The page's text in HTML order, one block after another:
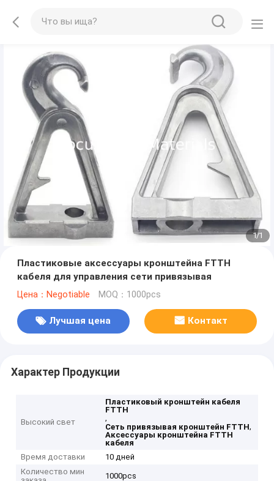
1/1
Пластиковые аксессуары кронштейна FTTH
кабеля для управления сети привязывая
Цена：Negotiable MOQ：1000pcs
Лучшая цена Контакт
Характер Продукции
Высокий свет
Пластиковый кронштейн кабеля
FTTH
,
Сеть привязывая кронштейн FTTH,
Аксессуары кронштейна FTTH
кабеля
Время доставки
10 дней
Количество мин
1000pcs